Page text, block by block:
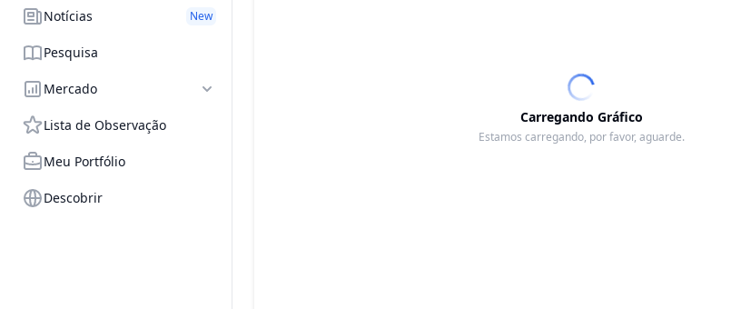
Notícias New
Pesquisa
Mercado
Lista de Observação
Meu Portfólio
Descobrir
Carregando Gráfico
Estamos carregando, por favor, aguarde.